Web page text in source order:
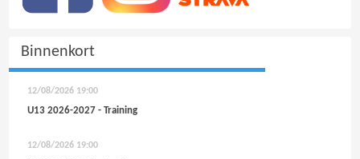
Binnenkort
12/08/2026 19:00
U13 2026-2027 - Training
12/08/2026 19:00